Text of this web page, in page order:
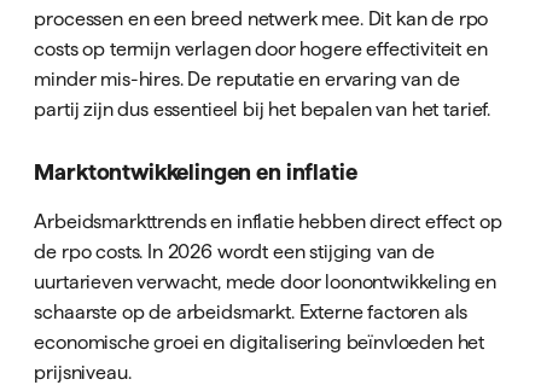
processen en een breed netwerk mee. Dit kan de rpo
costs op termijn verlagen door hogere effectiviteit en
minder mis-hires. De reputatie en ervaring van de
partij zijn dus essentieel bij het bepalen van het tarief.
Marktontwikkelingen en inflatie
Arbeidsmarkttrends en inflatie hebben direct effect op
de rpo costs. In 2026 wordt een stijging van de
uurtarieven verwacht, mede door loonontwikkeling en
schaarste op de arbeidsmarkt. Externe factoren als
economische groei en digitalisering beïnvloeden het
prijsniveau.